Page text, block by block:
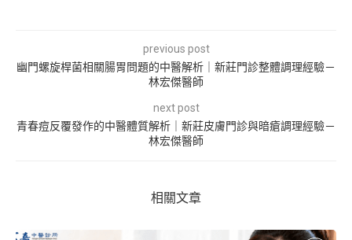
previous post
幽門螺旋桿菌相關腸胃問題的中醫解析｜新莊門診整體調理經驗－
林宏傑醫師
next post
青春痘反覆發作的中醫體質解析｜新莊皮膚門診與暗瘡調理經驗－
林宏傑醫師
相關文章